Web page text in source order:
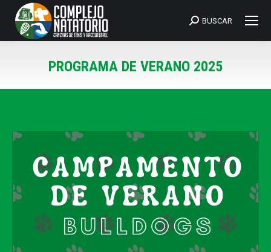
Search:
BUSCAR
PROGRAMA DE VERANO 2025
You are here: